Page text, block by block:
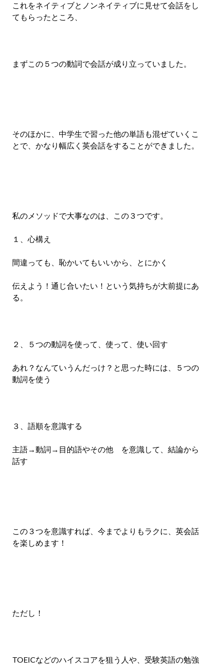
これをネイティブとノンネイティブに見せて会話をし
てもらったところ、
まずこの５つの動詞で会話が成り立っていました。
そのほかに、中学生で習った他の単語も混ぜていくこ
とで、かなり幅広く英会話をすることができました。
私のメソッドで大事なのは、この３つです。
１、心構え
間違っても、恥かいてもいいから、とにかく
伝えよう！通じ合いたい！という気持ちが大前提にあ
る。
２、５つの動詞を使って、使って、使い回す
あれ？なんていうんだっけ？と思った時には、５つの
動詞を使う
３、語順を意識する
主語→動詞→目的語やその他 を意識して、結論から
話す
この３つを意識すれば、今までよりもラクに、英会話
を楽しめます！
ただし！
TOEICなどのハイスコアを狙う人や、受験英語の勉強